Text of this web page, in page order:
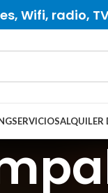
Wifi, radio,
SERVICIOSALQUILER